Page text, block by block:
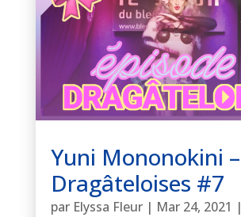
Yuni Mononokini –
Dragâteloises #7
par Elyssa Fleur| Mar 24, 2021 |